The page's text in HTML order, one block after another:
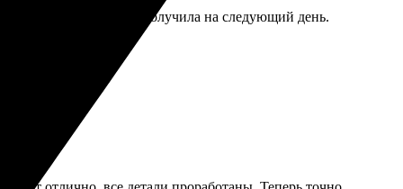
оформила заказ, получила на следующий день.